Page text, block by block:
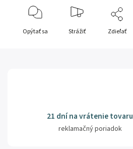
Opýtať sa Strážiť Zdieľať
21 dní na vrátenie tovaru
reklamačný poriadok